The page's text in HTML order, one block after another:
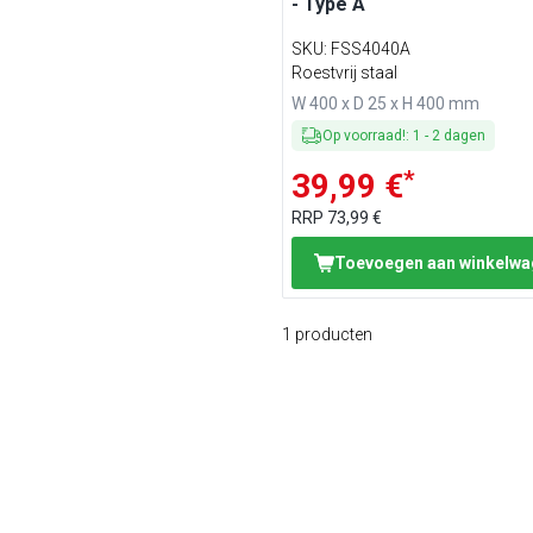
SKU: FSS4040A
Roestvrij staal
W 400 x D 25 x H 400 mm
Op voorraad!: 1 - 2 dagen
39,99 €*
RRP 73,99 €
Toevoegen aan
1 producten